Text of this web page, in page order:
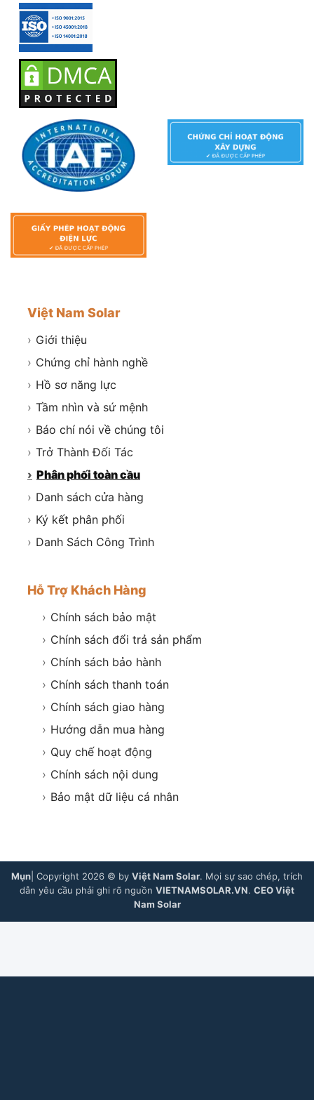
Việt Nam Solar
› Giới thiệu
› Chứng chỉ hành nghề
› Hồ sơ năng lực
› Tầm nhìn và sứ mệnh
› Báo chí nói về chúng tôi
› Trở Thành Đối Tác
› Phân phối toàn cầu
› Danh sách cửa hàng
› Ký kết phân phối
› Danh Sách Công Trình
Hỗ Trợ Khách Hàng
› Chính sách bảo mật
› Chính sách đổi trả sản phẩm
› Chính sách bảo hành
› Chính sách thanh toán
› Chính sách giao hàng
› Hướng dẫn mua hàng
› Quy chế hoạt động
› Chính sách nội dung
› Bảo mật dữ liệu cá nhân
Mụn | Copyright 2026 © by Việt Nam Solar. Mọi sự sao chép, trích
dẫn yêu cầu phải ghi rõ nguồn VIETNAMSOLAR.VN. CEO Việt
Nam Solar